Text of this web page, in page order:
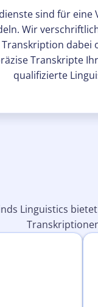
sind für
Wir
Transkripte
qualifizierte
Linguistics